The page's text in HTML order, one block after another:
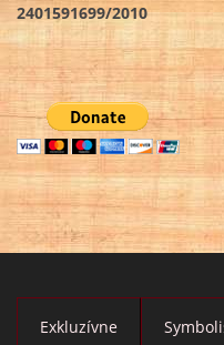
2401591699/2010
Exkluzívne